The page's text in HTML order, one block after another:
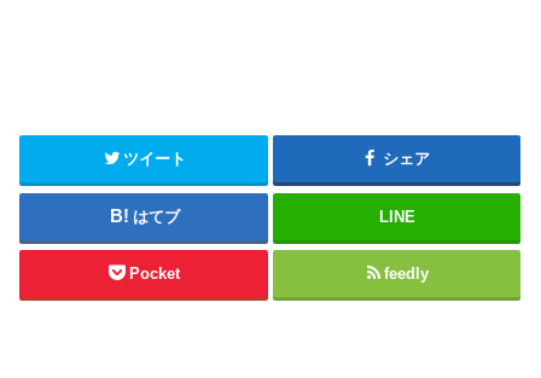
ツイート シェア
はてブ LINE
Pocket feedly